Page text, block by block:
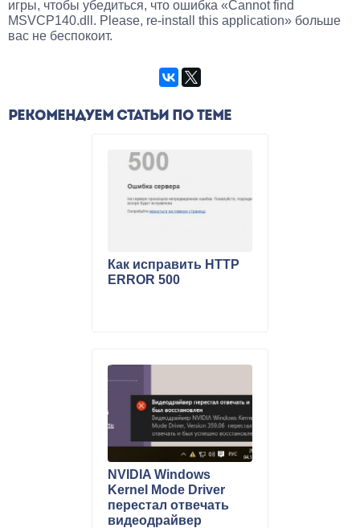
игры, чтобы убедиться, что ошибка «Cannot find
MSVCP140.dll. Please, re-install this application» больше
вас не беспокоит.
РЕКОМЕНДУЕМ СТАТЬИ ПО ТЕМЕ
Как исправить HTTP
ERROR 500
NVIDIA Windows
Kernel Mode Driver
перестал отвечать
видеодрайвер